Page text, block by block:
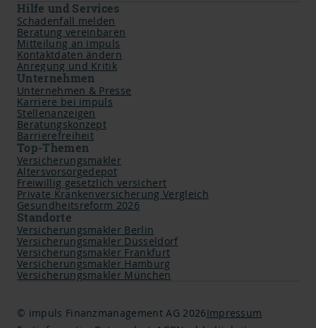
Hilfe und Services
Schadenfall melden
Beratung vereinbaren
Mitteilung an impuls
Kontaktdaten ändern
Anregung und Kritik
Unternehmen
Unternehmen & Presse
Karriere bei impuls
Stellenanzeigen
Beratungskonzept
Barrierefreiheit
Top-Themen
Versicherungsmakler
Altersvorsorgedepot
Freiwillig gesetzlich versichert
Private Krankenversicherung Vergleich
Gesundheitsreform 2026
Standorte
Versicherungsmakler Berlin
Versicherungsmakler Düsseldorf
Versicherungsmakler Frankfurt
Versicherungsmakler Hamburg
Versicherungsmakler München
© impuls Finanzmanagement AG 2026Impressum